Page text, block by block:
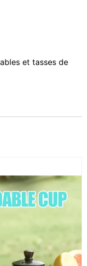
et tasses de